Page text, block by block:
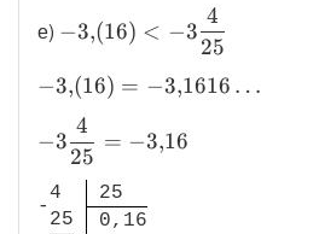
> 1{,}375
е)
\displaystyle
-3{,}(16) <
-3\dfrac{4}
{25}
−3,(16) < −3
25
4
\displaystyle
-3{,}(16) =
-3{,}1616\ldots
−3,(16) = −3,1616 …
\displaystyle
-3\dfrac{4}
{25} =
-3{,}16
−3
25
4
= −3,16
-
4 25
25 0, 16